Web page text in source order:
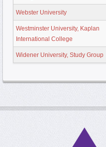
Webster University
Westminster University, Kaplan
International College
Widener University, Study Group